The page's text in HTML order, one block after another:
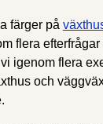
färger på
flera efterfrågar
igenom flera
och